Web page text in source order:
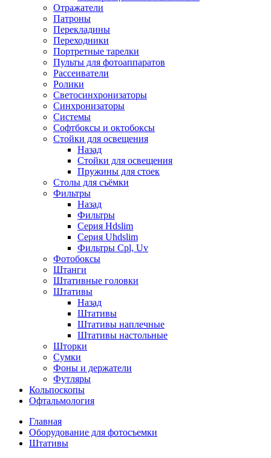
Отражатели
Патроны
Перекладины
Переходники
Портретные тарелки
Пульты для фотоаппаратов
Рассеиватели
Ролики
Светосинхронизаторы
Синхронизаторы
Системы
Софтбоксы и октобоксы
Стойки для освещения
Назад
Стойки для освещения
Пружины для стоек
Столы для съёмки
Фильтры
Назад
Фильтры
Серия Hdslim
Серия Uhdslim
Фильтры Cpl, Uv
Фотобоксы
Штанги
Штативные головки
Штативы
Назад
Штативы
Штативы наплечные
Штативы настольные
Шторки
Сумки
Фоны и держатели
Футляры
Кольпоскопы
Офтальмология
Главная
Оборудование для фотосъемки
Штативы